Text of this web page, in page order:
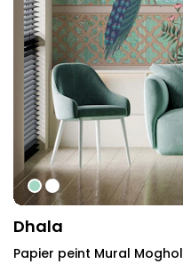
#a4d7c3
#ffffff
Dhala
Papier peint Mural Moghol